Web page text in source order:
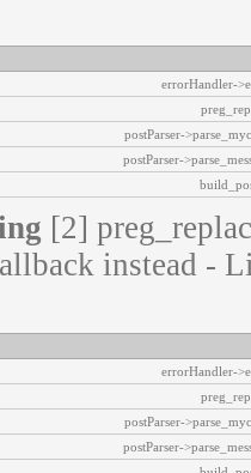
errorHandler-
postParser-
postParser-
[2]
instead -
errorHandler-
postParser-
postParser-